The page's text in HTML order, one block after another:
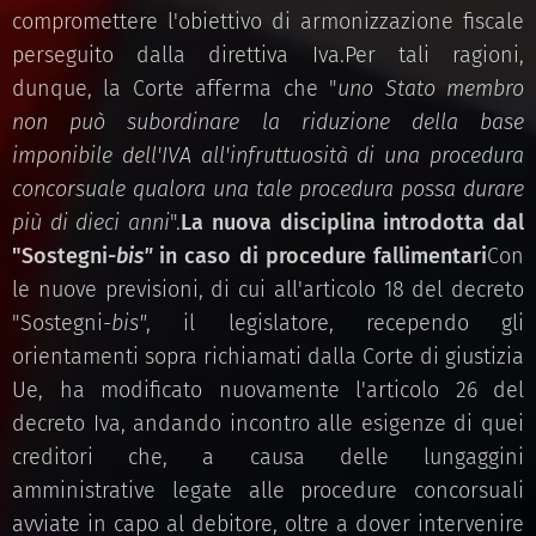
compromettere l'obiettivo di armonizzazione fiscale
perseguito dalla direttiva Iva.Per tali ragioni,
dunque, la Corte afferma che "uno Stato membro
non può subordinare la riduzione della base
imponibile dell'IVA all'infruttuosità di una procedura
concorsuale qualora una tale procedura possa durare
più di dieci anni".La nuova disciplina introdotta dal
"Sostegni-bis"in caso di procedure fallimentariCon
le nuove previsioni, di cui all'articolo 18 del decreto
"Sostegni-bis", il legislatore, recependo gli
orientamenti sopra richiamati dalla Corte di giustizia
Ue, ha modificato nuovamente l'articolo 26 del
decreto Iva, andando incontro alle esigenze di quei
creditori che, a causa delle lungaggini
amministrative legate alle procedure concorsuali
avviate in capo al debitore, oltre a dover intervenire